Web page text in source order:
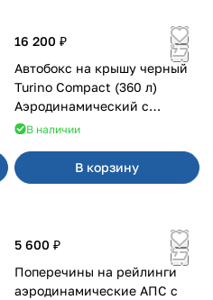
16 200 ₽
Автобокс на крышу черный
Turino Compact (360 л)
Аэродинамический с
двусторонним открыванием
В наличии
В корзину
5 600 ₽
Поперечины на рейлинги
аэродинамические АПС с